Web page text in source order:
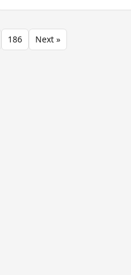
186 Next »